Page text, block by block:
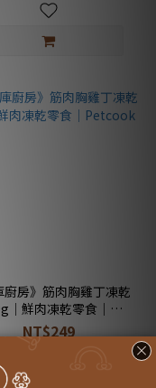
廚房》筋肉胸雞丁凍乾
｜鮮肉凍乾零食｜
Petcook
NT$249